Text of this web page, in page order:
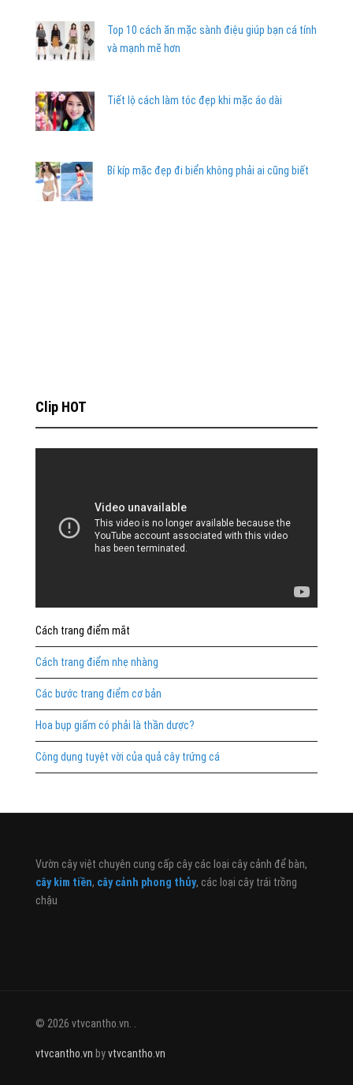
Top 10 cách ăn mặc sành điệu giúp bạn cá tính
và mạnh mẽ hơn
Tiết lộ cách làm tóc đẹp khi mặc áo dài
Bí kíp mặc đẹp đi biển không phải ai cũng biết
Clip HOT
Cách trang điểm mắt
Cách trang điểm nhẹ nhàng
Các bước trang điểm cơ bản
Hoa bụp giấm có phải là thần dược?
Công dụng tuyệt vời của quả cây trứng cá
Vườn cây việt chuyên cung cấp cây các loại cây cảnh để bàn,
cây kim tiền, cây cảnh phong thủy, các loại cây trái trồng
chậu
© 2026 vtvcantho.vn. .
vtvcantho.vn byvtvcantho.vn